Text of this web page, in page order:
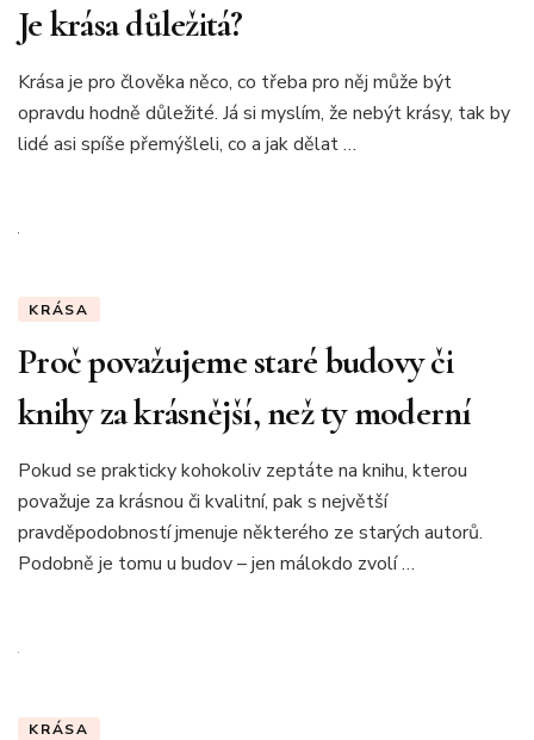
Je krása důležitá?
Krása je pro člověka něco, co třeba pro něj může být
opravdu hodně důležité. Já si myslím, že nebýt krásy, tak by
lidé asi spíše přemýšleli, co a jak dělat …
KRÁSA
Proč považujeme staré budovy či
knihy za krásnější, než ty moderní
Pokud se prakticky kohokoliv zeptáte na knihu, kterou
považuje za krásnou či kvalitní, pak s největší
pravděpodobností jmenuje některého ze starých autorů.
Podobně je tomu u budov – jen málokdo zvolí …
KRÁSA